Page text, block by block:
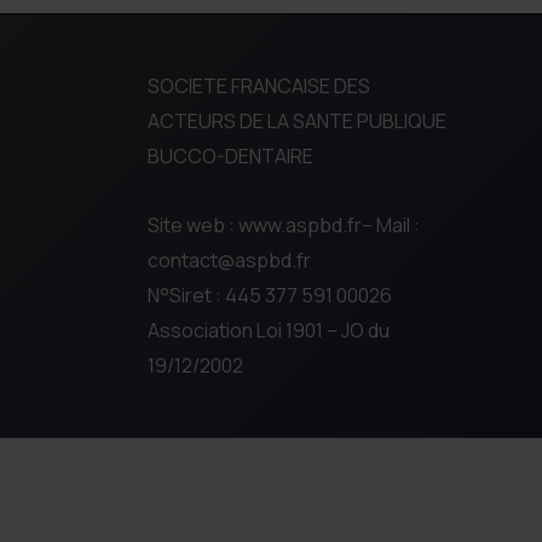
SOCIETE FRANCAISE DES
ACTEURS DE LA SANTE PUBLIQUE
BUCCO-DENTAIRE
Site web : www.aspbd.fr– Mail :
contact@aspbd.fr
N°Siret : 445 377 591 00026
Association Loi 1901 – JO du
19/12/2002